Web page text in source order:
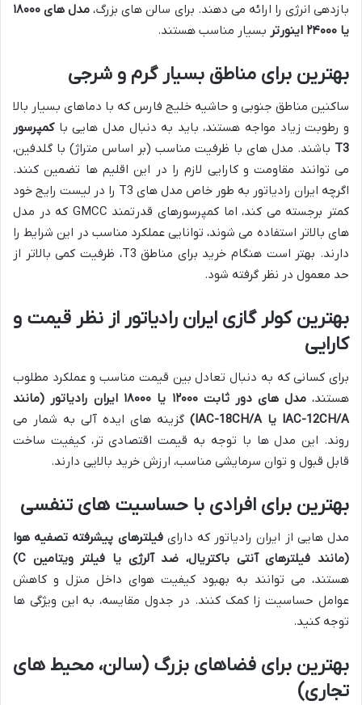
بازدهی انرژی را ارائه می دهند. برای سالن های بزرگ،
مدل های ۱۸۰۰۰
یا ۲۴۰۰۰ اینورتر
بسیار مناسب هستند.
بهترین برای مناطق بسیار گرم و شرجی
ساکنین مناطق جنوبی و حاشیه خلیج فارس که با دماهای بسیار بالا
و رطوبت زیاد مواجه هستند، باید به دنبال مدل هایی باکمپرسور
T3 باشند. مدل های با ظرفیت مناسب (بر اساس متراژ) با گلدفین،
می توانند مقاومت و کارایی لازم را در این اقلیم ها تضمین کنند.
اگرچه ایران رادیاتور به طور خاص مدل های T3 را در لیست رایج خود
کمتر برجسته می کند، اما کمپرسورهای قدرتمند GMCC که در مدل
های بالاتر استفاده می شوند، توانایی عملکرد مناسب در این شرایط را
دارند. بهتر است هنگام خرید برای مناطق T3، ظرفیت کمی بالاتر از
حد معمول در نظر گرفته شود.
بهترین کولر گازی ایران رادیاتور از نظر قیمت و
کارایی
برای کسانی که به دنبال تعادل بین قیمت مناسب و عملکرد مطلوب
هستند،
مدل های دور ثابت ۱۲۰۰۰ یا ۱۸۰۰۰ ایران رادیاتور (مانند
IAC-12CH/A یا IAC-18CH/A)
گزینه های ایده آلی به شمار می
روند. این مدل ها با توجه به قیمت اقتصادی تر، کیفیت ساخت
قابل قبول و توان سرمایشی مناسب، ارزش خرید بالایی دارند.
بهترین برای افرادی با حساسیت های تنفسی
مدل هایی از ایران رادیاتور که دارایفیلترهای پیشرفته تصفیه هوا
(مانند فیلترهای آنتی باکتریال، ضد آلرژی یا فیلتر ویتامین C)
هستند، می توانند به بهبود کیفیت هوای داخل منزل و کاهش
عوامل حساسیت زا کمک کنند. در جدول مقایسه، به این ویژگی ها
توجه کنید.
بهترین برای فضاهای بزرگ (سالن، محیط های
تجاری)